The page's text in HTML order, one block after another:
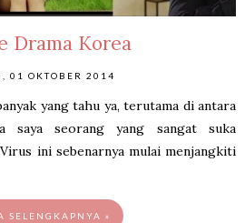
Drama Korea
01 OKTOBER 2014
yang tahu ya, terutama di antara
saya seorang yang sangat suka
ini sebenarnya mulai menjangkiti
SELENGKAPNYA »